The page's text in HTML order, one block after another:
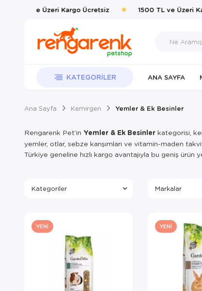
TL ve Üzeri Kargo Ücretsiz 1500 TL ve Üzeri
KATEGORILER ANA SAYFA
Ana Sayfa Kemirgen Yemler & Ek Besinler
Rengarenk Pet’in Yemler & Ek Besinler kategorisi,
yemler, otlar, sebze karışımları ve vitamin-maden
Türkiye geneline hızlı kargo avantajıyla bu geniş ürün
Kategoriler Markalar
YENI YENI